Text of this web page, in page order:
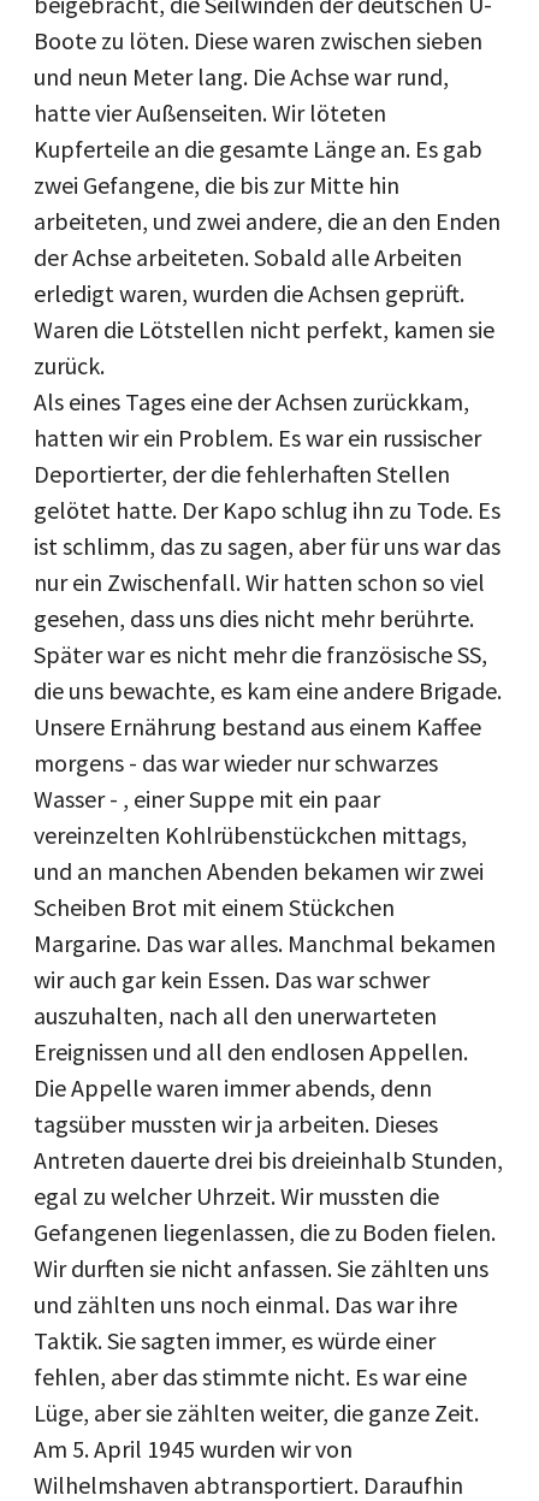
Boote zu löten. Diese waren zwischen sieben
und neun Meter lang. Die Achse war rund,
hatte vier Außenseiten. Wir löteten
Kupferteile an die gesamte Länge an. Es gab
zwei Gefangene, die bis zur Mitte hin
arbeiteten, und zwei andere, die an den Enden
der Achse arbeiteten. Sobald alle Arbeiten
erledigt waren, wurden die Achsen geprüft.
Waren die Lötstellen nicht perfekt, kamen sie
zurück.
Als eines Tages eine der Achsen zurückkam,
hatten wir ein Problem. Es war ein russischer
Deportierter, der die fehlerhaften Stellen
gelötet hatte. Der Kapo schlug ihn zu Tode. Es
ist schlimm, das zu sagen, aber für uns war das
nur ein Zwischenfall. Wir hatten schon so viel
gesehen, dass uns dies nicht mehr berührte.
Später war es nicht mehr die französische SS,
die uns bewachte, es kam eine andere Brigade.
Unsere Ernährung bestand aus einem Kaffee
morgens - das war wieder nur schwarzes
Wasser - , einer Suppe mit ein paar
vereinzelten Kohlrübenstückchen mittags,
und an manchen Abenden bekamen wir zwei
Scheiben Brot mit einem Stückchen
Margarine. Das war alles. Manchmal bekamen
wir auch gar kein Essen. Das war schwer
auszuhalten, nach all den unerwarteten
Ereignissen und all den endlosen Appellen.
Die Appelle waren immer abends, denn
tagsüber mussten wir ja arbeiten. Dieses
Antreten dauerte drei bis dreieinhalb Stunden,
egal zu welcher Uhrzeit. Wir mussten die
Gefangenen liegenlassen, die zu Boden fielen.
Wir durften sie nicht anfassen. Sie zählten uns
und zählten uns noch einmal. Das war ihre
Taktik. Sie sagten immer, es würde einer
fehlen, aber das stimmte nicht. Es war eine
Lüge, aber sie zählten weiter, die ganze Zeit.
Am 5. April 1945 wurden wir von
Wilhelmshaven abtransportiert. Daraufhin